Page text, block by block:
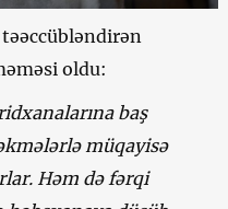
oldu:
baş
müqayisə
Həm də fərqi